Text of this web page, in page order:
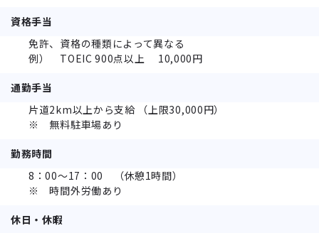
資格手当
免許、資格の種類によって異なる
例） TOEIC 900点以上 10,000円
通勤手当
片道2km以上から支給 （上限30,000円）
※ 無料駐車場あり
勤務時間
8：00～17：00 （休憩1時間）
※ 時間外労働あり
休日・休暇